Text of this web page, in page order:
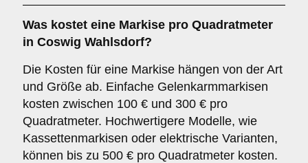
Was kostet eine Markise pro Quadratmeter
in Coswig Wahlsdorf?
Die Kosten für eine Markise hängen von der Art
und Größe ab. Einfache Gelenkarmmarkisen
kosten zwischen 100 € und 300 € pro
Quadratmeter. Hochwertigere Modelle, wie
Kassettenmarkisen oder elektrische Varianten,
können bis zu 500 € pro Quadratmeter kosten.